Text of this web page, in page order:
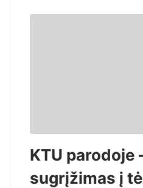
KTU parodoje
sugrįžimas į